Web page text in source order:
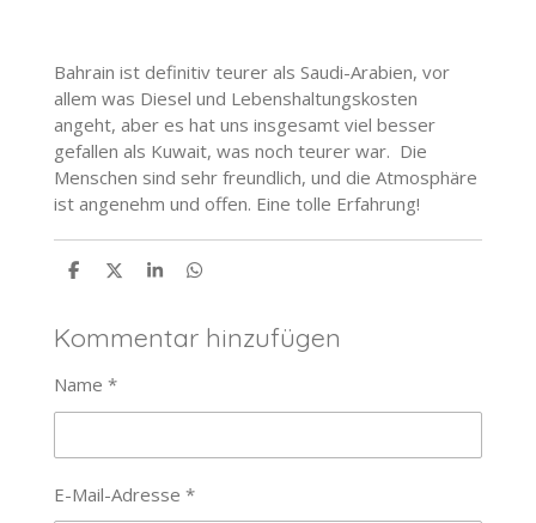
Bahrain ist definitiv teurer als Saudi-Arabien, vor
allem was Diesel und Lebenshaltungskosten
angeht, aber es hat uns insgesamt viel besser
gefallen als Kuwait, was noch teurer war. Die
Menschen sind sehr freundlich, und die Atmosphäre
ist angenehm und offen. Eine tolle Erfahrung!
T
l
e
T
l
e
T
l
e
T
l
Kommentar hinzufügen
Name *
E-Mail-Adresse *